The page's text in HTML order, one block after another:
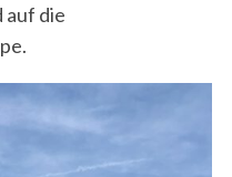
auf die